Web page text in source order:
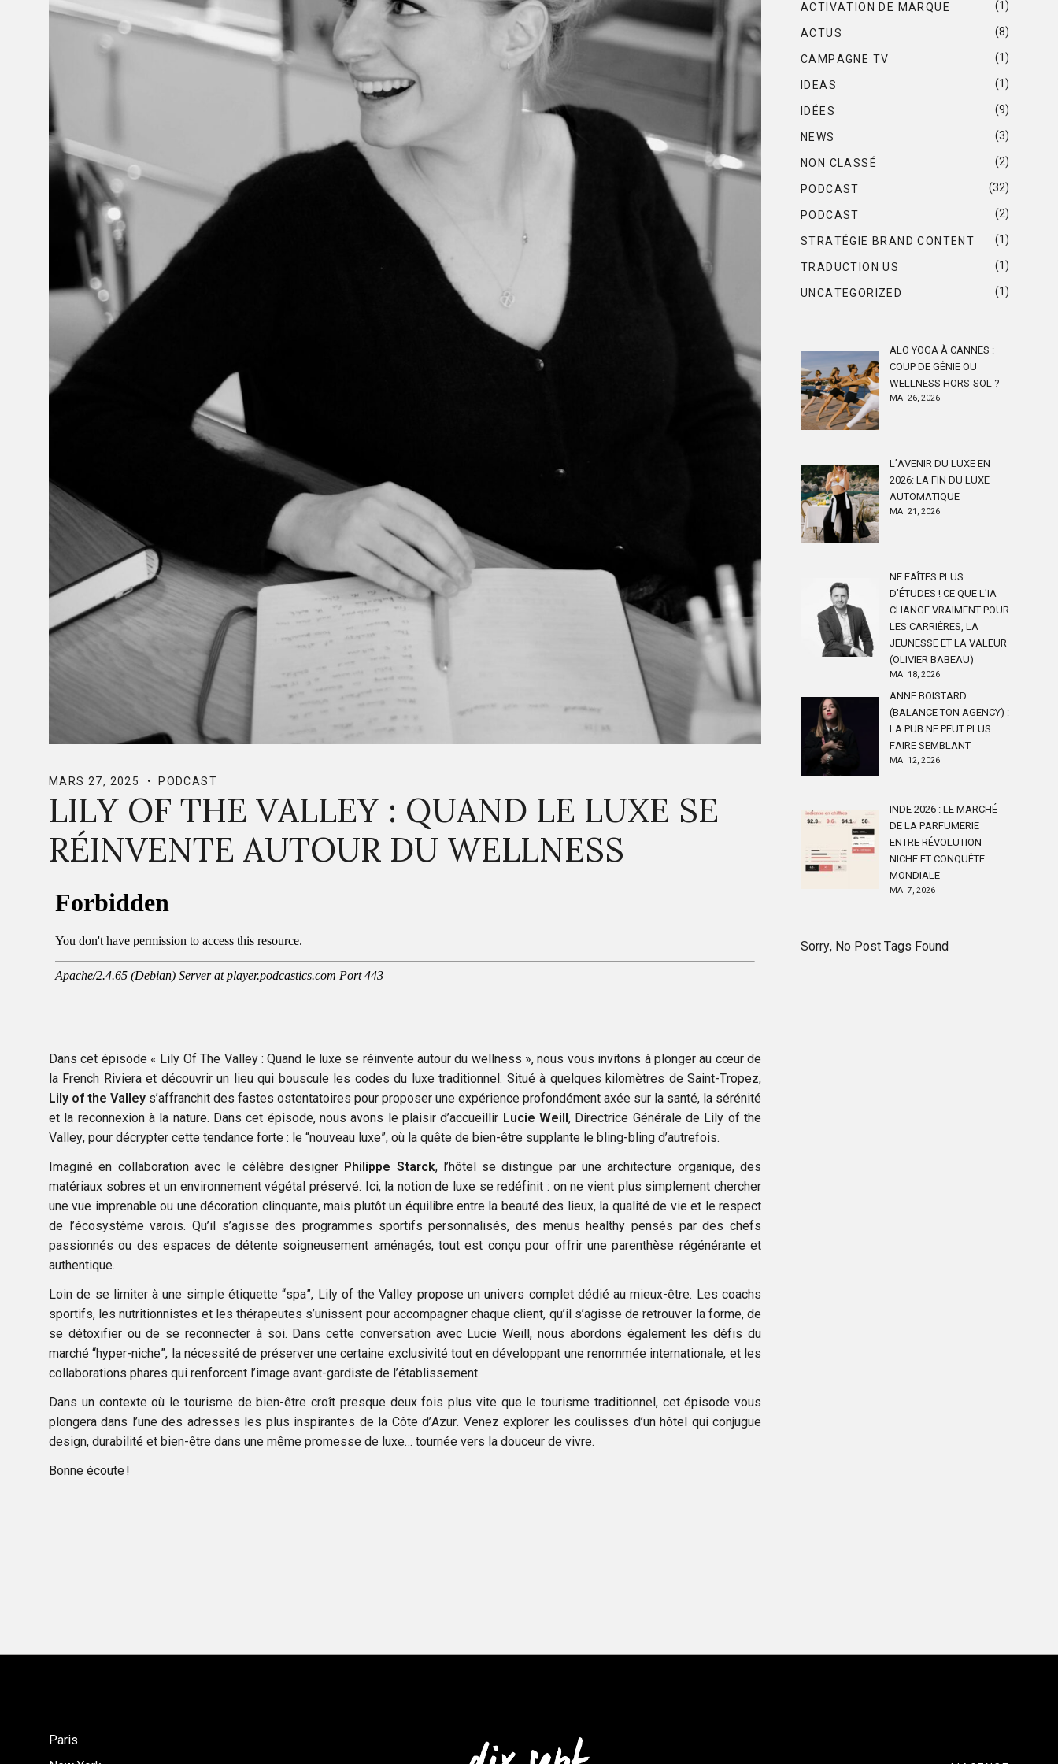
MARS 27, 2025 PODCAST
LILY OF THE VALLEY : QUAND LE LUXE SE
RÉINVENTE AUTOUR DU WELLNESS
Dans cet épisode « Lily Of The Valley : Quand le luxe se réinvente autour du wellness », nous vous invitons à plonger au cœur de
la French Riviera et découvrir un lieu qui bouscule les codes du luxe traditionnel. Situé à quelques kilomètres de Saint-Tropez,
Lily of the Valley s’affranchit des fastes ostentatoires pour proposer une expérience profondément axée sur la santé, la sérénité
et la reconnexion à la nature. Dans cet épisode, nous avons le plaisir d’accueillir Lucie Weill, Directrice Générale de Lily of the
Valley, pour décrypter cette tendance forte : le “nouveau luxe”, où la quête de bien-être supplante le bling-bling d’autrefois.
Imaginé en collaboration avec le célèbre designer Philippe Starck, l’hôtel se distingue par une architecture organique, des
matériaux sobres et un environnement végétal préservé. Ici, la notion de luxe se redéfinit : on ne vient plus simplement chercher
une vue imprenable ou une décoration clinquante, mais plutôt un équilibre entre la beauté des lieux, la qualité de vie et le respect
de l’écosystème varois. Qu’il s’agisse des programmes sportifs personnalisés, des menus healthy pensés par des chefs
passionnés ou des espaces de détente soigneusement aménagés, tout est conçu pour offrir une parenthèse régénérante et
authentique.
Loin de se limiter à une simple étiquette “spa”, Lily of the Valley propose un univers complet dédié au mieux-être. Les coachs
sportifs, les nutritionnistes et les thérapeutes s’unissent pour accompagner chaque client, qu’il s’agisse de retrouver la forme, de
se détoxifier ou de se reconnecter à soi. Dans cette conversation avec Lucie Weill, nous abordons également les défis du
marché “hyper-niche”, la nécessité de préserver une certaine exclusivité tout en développant une renommée internationale, et les
collaborations phares qui renforcent l’image avant-gardiste de l’établissement.
Dans un contexte où le tourisme de bien-être croît presque deux fois plus vite que le tourisme traditionnel, cet épisode vous
plongera dans l’une des adresses les plus inspirantes de la Côte d’Azur. Venez explorer les coulisses d’un hôtel qui conjugue
design, durabilité et bien-être dans une même promesse de luxe… tournée vers la douceur de vivre.
Bonne écoute !
ACTIVATION DE MARQUE (1)
ACTUS (8)
CAMPAGNE TV (1)
IDEAS (1)
IDÉES (9)
NEWS (3)
NON CLASSÉ (2)
PODCAST (32)
PODCAST (2)
STRATÉGIE BRAND CONTENT (1)
TRADUCTION US (1)
UNCATEGORIZED (1)
ALO YOGA À CANNES :
COUP DE GÉNIE OU
WELLNESS HORS-SOL ?
MAI 26, 2026
L’AVENIR DU LUXE EN
2026: LA FIN DU LUXE
AUTOMATIQUE
MAI 21, 2026
NE FAÎTES PLUS
D’ÉTUDES ! CE QUE L’IA
CHANGE VRAIMENT POUR
LES CARRIÈRES, LA
JEUNESSE ET LA VALEUR
(OLIVIER BABEAU)
MAI 18, 2026
ANNE BOISTARD
(BALANCE TON AGENCY) :
LA PUB NE PEUT PLUS
FAIRE SEMBLANT
MAI 12, 2026
INDE 2026 : LE MARCHÉ
DE LA PARFUMERIE
ENTRE RÉVOLUTION
NICHE ET CONQUÊTE
MONDIALE
MAI 7, 2026
Sorry, No Post Tags Found
Paris